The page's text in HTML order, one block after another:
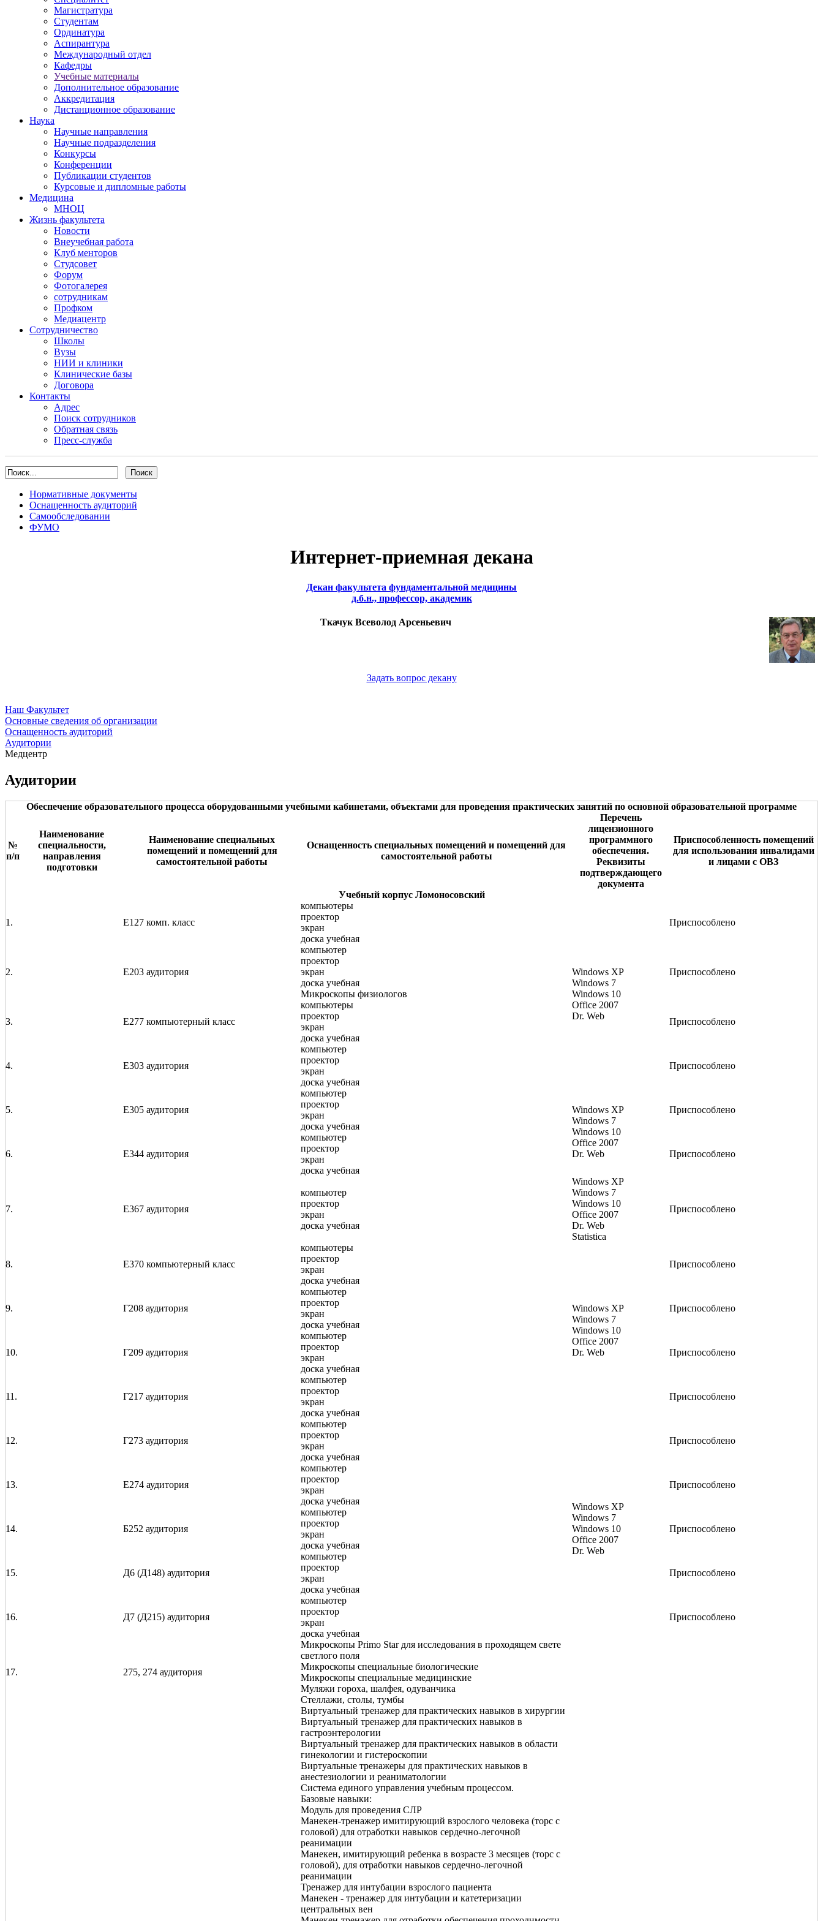
Магистратура
Студентам
Ординатура
Аспирантура
Международный отдел
Кафедры
Учебные материалы
Дополнительное образование
Аккредитация
Дистанционное образование
Наука
Научные направления
Научные подразделения
Конкурсы
Конференции
Публикации студентов
Курсовые и дипломные работы
Медицина
МНОЦ
Жизнь факультета
Новости
Внеучебная работа
Клуб менторов
Студсовет
Форум
Фотогалерея
сотрудникам
Профком
Медиацентр
Сотрудничество
Школы
Вузы
НИИ и клиники
Клинические базы
Договора
Контакты
Адрес
Поиск сотрудников
Обратная связь
Пресс-служба
Нормативные документы
Оснащенность аудиторий
Cамообследовании
ФУМО
Интернет-приемная декана
Декан факультета фундаментальной медицины
д.б.н., профессор, академик
Ткачук Всеволод Арсеньевич
Задать вопрос декану
Наш Факультет
Основные сведения об организации
Оснащенность аудиторий
Аудитории
Медцентр
Аудитории
Обеспечение образовательного процесса оборудованными учебными кабинетами, объектами для проведения практических занятий по основной образовательной программе
№
п/п
Наименование
специальности,
направления
подготовки
Наименование специальных
помещений и помещений для
самостоятельной работы
Оснащенность специальных помещений и помещений для
самостоятельной работы
Перечень
лицензионного
программного
обеспечения.
Приспособленность помещений
для использования инвалидами
и лицами с ОВЗ
Реквизиты
подтверждающего
документа
Учебный корпус Ломоносовский
1. Е127 комп. класс
компьютеры
проектор
экран
доска учебная
Windows XP
Windows 7
Windows 10
Office 2007
Dr. Web
Приспособлено
2. Е203 аудитория
компьютер
проектор
экран
доска учебная
Микроскопы физиологов
Приспособлено
3. Е277 компьютерный класс
компьютеры
проектор
экран
доска учебная
Приспособлено
4. Е303 аудитория
компьютер
проектор
экран
доска учебная
Приспособлено
5. Е305 аудитория
компьютер
проектор
экран
доска учебная
Windows XP
Windows 7
Windows 10
Office 2007
Dr. Web
Приспособлено
6. Е344 аудитория
компьютер
проектор
экран
доска учебная
Приспособлено
7. Е367 аудитория
компьютер
проектор
экран
доска учебная
Windows XP
Windows 7
Windows 10
Office 2007
Dr. Web
Statistica
Приспособлено
8. Е370 компьютерный класс
компьютеры
проектор
экран
доска учебная
Windows XP
Windows 7
Windows 10
Office 2007
Dr. Web
Приспособлено
9. Г208 аудитория
компьютер
проектор
экран
доска учебная
Приспособлено
10. Г209 аудитория
компьютер
проектор
экран
доска учебная
Приспособлено
11. Г217 аудитория
компьютер
проектор
экран
доска учебная
Приспособлено
12. Г273 аудитория
компьютер
проектор
экран
доска учебная
Windows XP
Windows 7
Windows 10
Office 2007
Dr. Web
Приспособлено
13. Е274 аудитория
компьютер
проектор
экран
доска учебная
Приспособлено
14. Б252 аудитория
компьютер
проектор
экран
доска учебная
Приспособлено
15. Д6 (Д148) аудитория
компьютер
проектор
экран
доска учебная
Приспособлено
16. Д7 (Д215) аудитория
компьютер
проектор
экран
доска учебная
Приспособлено
17. 275, 274 аудитория
Микроскопы Primo Star для исследования в проходящем свете
светлого поля
Микроскопы специальные биологические
Микроскопы специальные медицинские
Муляжи гороха, шалфея, одуванчика
Стеллажи, столы, тумбы
Виртуальный тренажер для практических навыков в хирургии
Виртуальный тренажер для практических навыков в
гастроэнтерологии
Виртуальный тренажер для практических навыков в области
гинекологии и гистероскопии
Виртуальные тренажеры для практических навыков в
анестезиологии и реаниматологии
Система единого управления учебным процессом.
Базовые навыки:
Модуль для проведения СЛР
Манекен-тренажер имитирующий взрослого человека (торс с
головой) для отработки навыков сердечно-легочной
реанимации
Манекен, имитирующий ребенка в возрасте 3 месяцев (торс с
головой), для отработки навыков сердечно-легочной
реанимации
Тренажер для интубации взрослого пациента
Манекен - тренажер для интубации и катетеризации
центральных вен